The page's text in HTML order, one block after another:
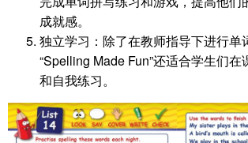
成就感。
独立学习：除了在教师指导下进行单
“Spelling Made Fun”还适合学生们在
和自我练习。